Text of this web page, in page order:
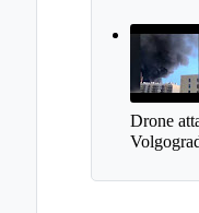
Drone